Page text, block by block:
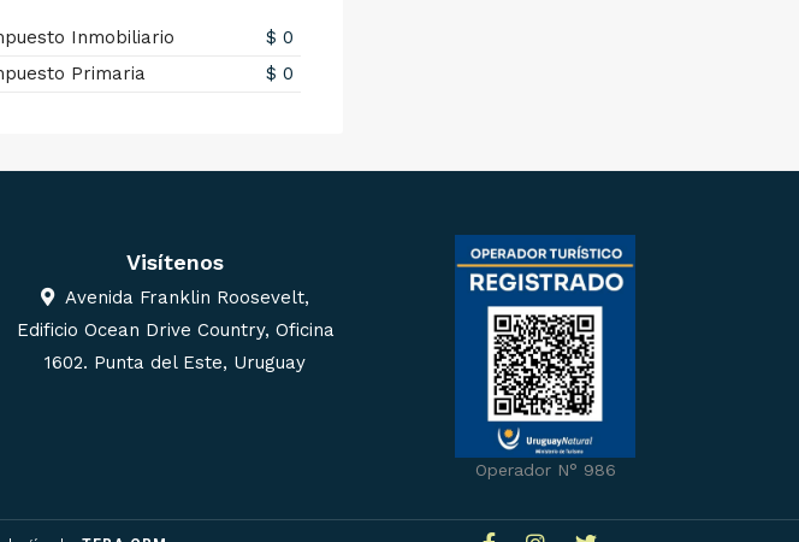
Inmobiliario
$ 0
Primaria
$ 0
Visítenos
Avenida Franklin Roosevelt,
Edificio Ocean Drive Country, Oficina
1602. Punta del Este, Uruguay
Operador N° 986